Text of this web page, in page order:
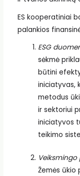
ES kooperatiniai
palankios
ESG
sėkmė
būtini
iniciatyvas,
metodus
ir sektoriui
iniciatyvos
teikimo
Žemės ūkio